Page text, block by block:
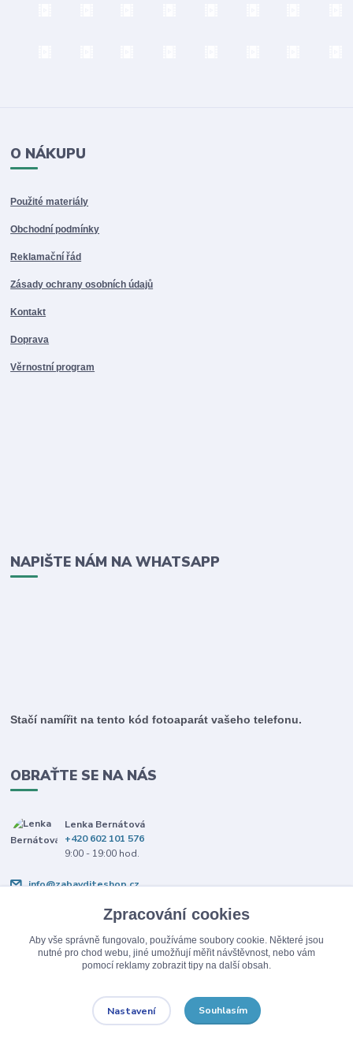
O NÁKUPU
Použité materiály
Obchodní podmínky
Reklamační řád
Zásady ochrany osobních údajů
Kontakt
Doprava
Věrnostní program
NAPIŠTE NÁM NA WHATSAPP
Stačí namířit na tento kód fotoaparát vašeho telefonu.
OBRAŤTE SE NA NÁS
Lenka Bernátová
+420 602 101 576
9:00 - 19:00 hod.
info@zabavditeshop.cz
Upravit sběr cookies.
Zpracování cookies
Aby vše správně fungovalo, používáme soubory cookie. Některé jsou
nutné pro chod webu, jiné umožňují měřit návštěvnost, nebo vám
pomocí reklamy zobrazit tipy na další obsah.
Nastavení Souhlasím